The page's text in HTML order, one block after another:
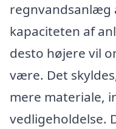
regnvandsanlæg
kapaciteten af
desto højere vil
være. Det
mere materiale,
vedligeholdelse.